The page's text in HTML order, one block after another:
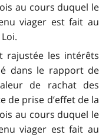
au cours duquel le
viager est fait au
rajustée les intérêts
dans le rapport de
de rachat des
de prise d’effet de la
au cours duquel le
viager est fait au